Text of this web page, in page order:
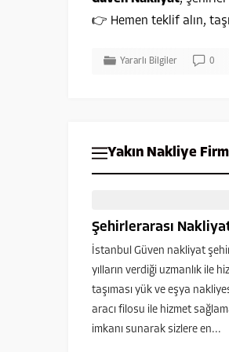
👉 Hemen teklif alın,
Yararlı Bilgiler 0
Yakın Nakliye
Şehirlerarası
İstanbul Güven nakliyat
yılların verdiği uzmanlık ile
taşıması yük ve eşya
aracı filosu ile hizmet
imkanı sunarak sizlere en...